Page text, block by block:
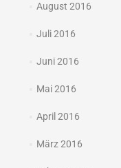
August 2016
Juli 2016
Juni 2016
Mai 2016
April 2016
März 2016